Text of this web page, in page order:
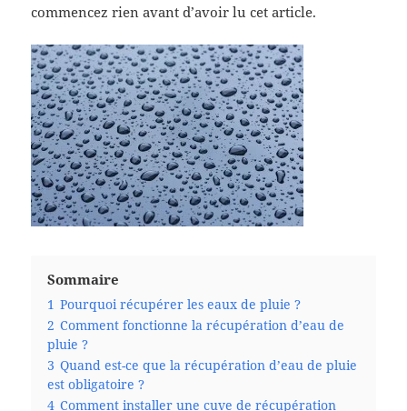
commencez rien avant d’avoir lu cet article.
Sommaire
1 Pourquoi récupérer les eaux de pluie ?
2 Comment fonctionne la récupération d’eau de
pluie ?
3 Quand est-ce que la récupération d’eau de pluie
est obligatoire ?
4 Comment installer une cuve de récupération